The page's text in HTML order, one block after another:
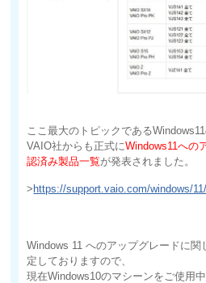
ここ最大のトピックであるWindows11
VAIO社からも正式にWindows11への
認済み製品一覧が発表されました。
> https://support.vaio.com/windows/11/
Windows 11 へのアップグレードに
定しておりますので、
現在Windows10のマシーンをご使用